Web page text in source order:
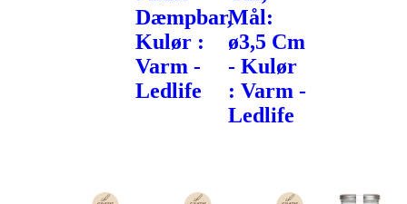
Dæmpbar,
Kulør :
Varm -
Ledlife
Mål:
ø3,5 Cm
- Kulør
: Varm -
Ledlife